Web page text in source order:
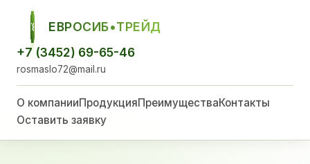
ЕСТ
ЕВРОСИБ•ТРЕЙД
+7 (3452) 69-65-46
rosmaslo72@mail.ru
О компанииПродукцияПреимуществаКонтакты
Оставить заявку